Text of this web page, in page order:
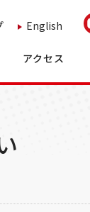
English
アクセス